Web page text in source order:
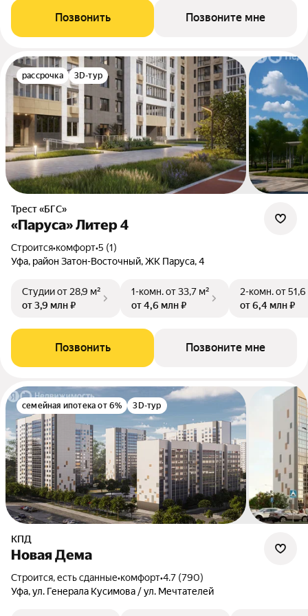
Позвонить Позвоните мне
рассрочка 3D-тур
Трест «БГС»
«Паруса» Литер 4
Строится•комфорт•5 (1)
Уфа, район Затон-Восточный, ЖК Паруса, 4
Студииот 28,9 м²
от 3,9 млн ₽
1-комн.от 33,7 м²
от 4,6 млн ₽
2-комн.от
от 6,4 млн ₽
Позвонить Позвоните мне
семейная ипотека от 6% 3D-тур
КПД
Новая Дема
Строится, есть сданные•комфорт•4.7 (790)
Уфа, ул. Генерала Кусимова / ул. Мечтателей